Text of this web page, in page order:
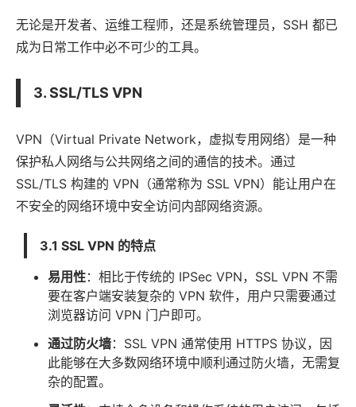
无论是开发者、运维工程师，还是系统管理员，SSH 都已
成为日常工作中必不可少的工具。
3. SSL/TLS VPN
VPN（Virtual Private Network，虚拟专用网络）是一种
保护私人网络与公共网络之间的通信的技术。通过
SSL/TLS 构建的 VPN（通常称为 SSL VPN）能让用户在
不安全的网络环境中安全访问内部网络资源。
3.1 SSL VPN 的特点
易用性：相比于传统的 IPSec VPN，SSL VPN 不需
要在客户端安装复杂的 VPN 软件，用户只需要通过
浏览器访问 VPN 门户即可。
通过防火墙：SSL VPN 通常使用 HTTPS 协议，因
此能够在大多数网络环境中顺利通过防火墙，无需复
杂的配置。